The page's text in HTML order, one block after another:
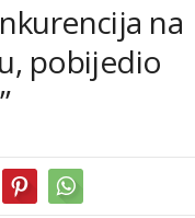
na
pobijedio